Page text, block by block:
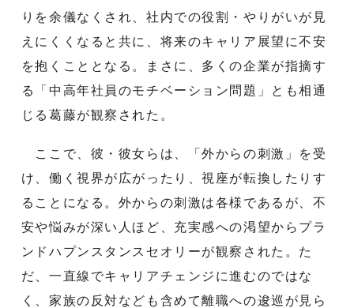
りを余儀なくされ、社内での役割・やりがいが見
えにくくなると共に、将来のキャリア展望に不安
を抱くこととなる。まさに、多くの企業が指摘す
る「中高年社員のモチベーション問題」とも相通
じる葛藤が観察された。
ここで、彼・彼女らは、「外からの刺激」を受
け、働く視界が広がったり、視座が転換したりす
ることになる。外からの刺激は各様であるが、不
安や悩みが深い人ほど、充実感への渇望からプラ
ンドハプンスタンスセオリーが観察された。た
だ、一直線でキャリアチェンジに進むのではな
く、家族の反対なども含めて離職への逡巡が見ら